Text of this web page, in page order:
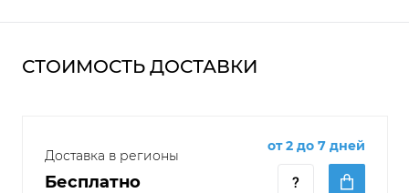
СТОИМОСТЬ ДОСТАВКИ
Доставка в регионы
Бесплатно
от 2 до 7 дней